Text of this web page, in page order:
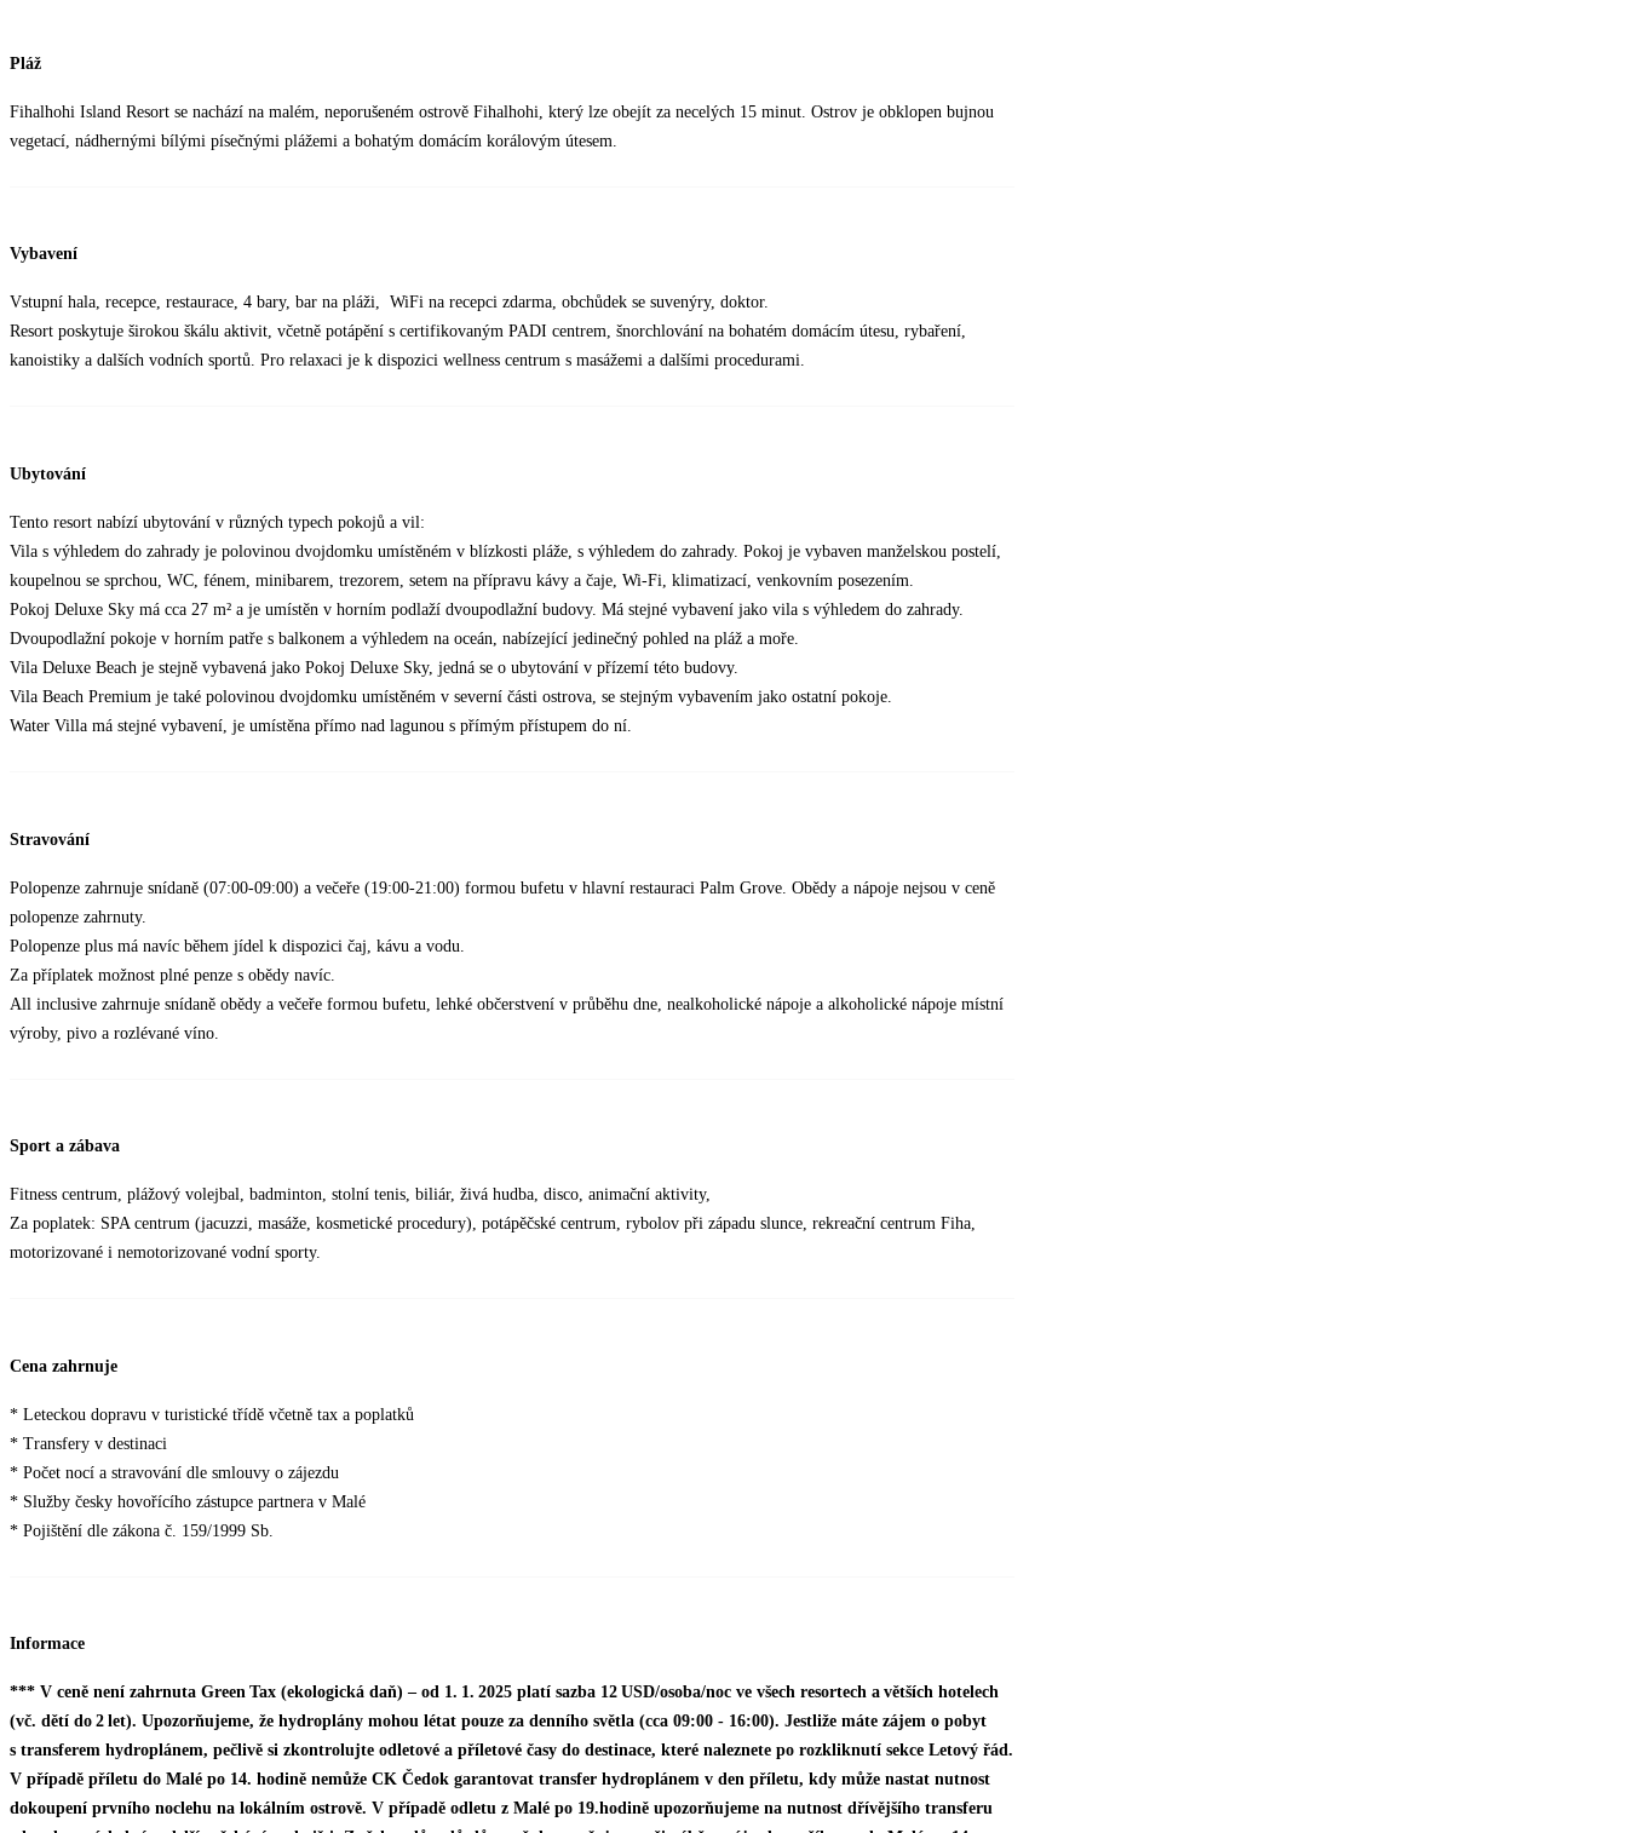
Pláž
Fihalhohi Island Resort se nachází na malém, neporušeném ostrově Fihalhohi, který lze obejít za necelých 15 minut. Ostrov je obklopen bujnou
vegetací, nádhernými bílými písečnými plážemi a bohatým domácím korálovým útesem.
Vybavení
Vstupní hala, recepce, restaurace, 4 bary, bar na pláži, WiFi na recepci zdarma, obchůdek se suvenýry, doktor.
Resort poskytuje širokou škálu aktivit, včetně potápění s certifikovaným PADI centrem, šnorchlování na bohatém domácím útesu, rybaření,
kanoistiky a dalších vodních sportů. Pro relaxaci je k dispozici wellness centrum s masážemi a dalšími procedurami.
Ubytování
Tento resort nabízí ubytování v různých typech pokojů a vil:
Vila s výhledem do zahrady je polovinou dvojdomku umístěném v blízkosti pláže, s výhledem do zahrady. Pokoj je vybaven manželskou postelí,
koupelnou se sprchou, WC, fénem, minibarem, trezorem, setem na přípravu kávy a čaje, Wi-Fi, klimatizací, venkovním posezením.
Pokoj Deluxe Sky má cca 27 m² a je umístěn v horním podlaží dvoupodlažní budovy. Má stejné vybavení jako vila s výhledem do zahrady.
Dvoupodlažní pokoje v horním patře s balkonem a výhledem na oceán, nabízející jedinečný pohled na pláž a moře.
Vila Deluxe Beach je stejně vybavená jako Pokoj Deluxe Sky, jedná se o ubytování v přízemí této budovy.
Vila Beach Premium je také polovinou dvojdomku umístěném v severní části ostrova, se stejným vybavením jako ostatní pokoje.
Water Villa má stejné vybavení, je umístěna přímo nad lagunou s přímým přístupem do ní.
Stravování
Polopenze zahrnuje snídaně (07:00-09:00) a večeře (19:00-21:00) formou bufetu v hlavní restauraci Palm Grove. Obědy a nápoje nejsou v ceně
polopenze zahrnuty.
Polopenze plus má navíc během jídel k dispozici čaj, kávu a vodu.
Za příplatek možnost plné penze s obědy navíc.
All inclusive zahrnuje snídaně obědy a večeře formou bufetu, lehké občerstvení v průběhu dne, nealkoholické nápoje a alkoholické nápoje místní
výroby, pivo a rozlévané víno.
Sport a zábava
Fitness centrum, plážový volejbal, badminton, stolní tenis, biliár, živá hudba, disco, animační aktivity,
Za poplatek: SPA centrum (jacuzzi, masáže, kosmetické procedury), potápěčské centrum, rybolov při západu slunce, rekreační centrum Fiha,
motorizované i nemotorizované vodní sporty.
Cena zahrnuje
* Leteckou dopravu v turistické třídě včetně tax a poplatků
* Transfery v destinaci
* Počet nocí a stravování dle smlouvy o zájezdu
* Služby česky hovořícího zástupce partnera v Malé
* Pojištění dle zákona č. 159/1999 Sb.
Informace
*** V ceně není zahrnuta Green Tax (ekologická daň) – od 1. 1. 2025 platí sazba 12 USD/osoba/noc ve všech resortech a větších hotelech
(vč. dětí do 2 let). Upozorňujeme, že hydroplány mohou létat pouze za denního světla (cca 09:00 - 16:00). Jestliže máte zájem o pobyt
s transferem hydroplánem, pečlivě si zkontrolujte odletové a příletové časy do destinace, které naleznete po rozkliknutí sekce Letový řád.
V případě příletu do Malé po 14. hodině nemůže CK Čedok garantovat transfer hydroplánem v den příletu, kdy může nastat nutnost
dokoupení prvního noclehu na lokálním ostrově. V případě odletu z Malé po 19.hodině upozorňujeme na nutnost dřívějšího transferu